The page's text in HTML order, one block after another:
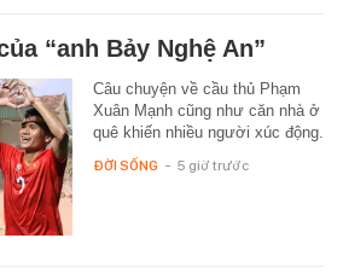
“anh Bảy Nghệ An”
Câu chuyện về cầu thủ Phạm
Xuân Mạnh cũng như căn nhà ở
quê khiến nhiều người xúc động.
ĐỜI SỐNG - 5 giờ trước